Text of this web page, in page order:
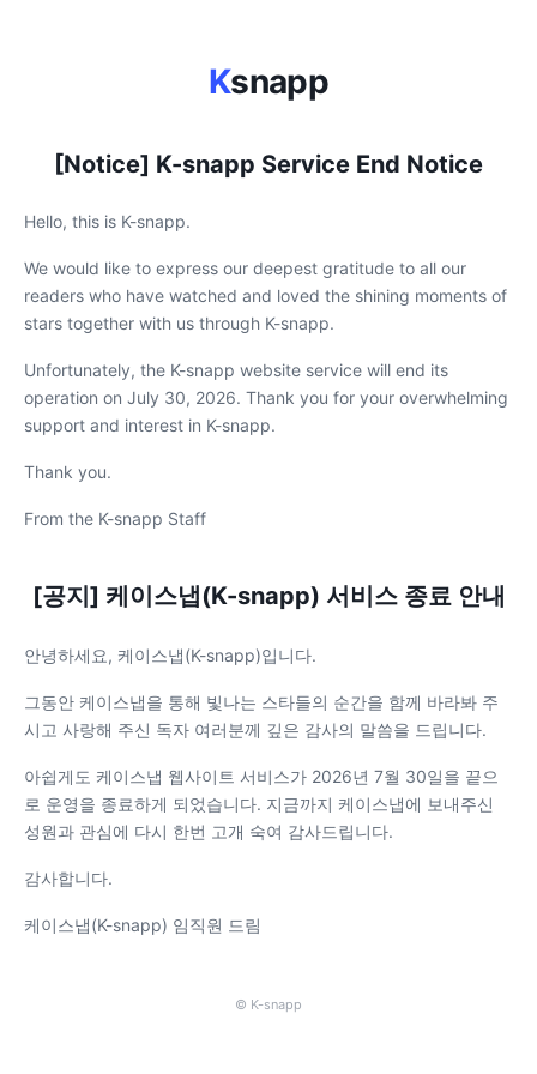
Ksnapp
[Notice] K-snapp Service End Notice
Hello, this is K-snapp.
We would like to express our deepest gratitude to all our
readers who have watched and loved the shining moments of
stars together with us through K-snapp.
Unfortunately, the K-snapp website service will end its
operation on July 30, 2026. Thank you for your overwhelming
support and interest in K-snapp.
Thank you.
From the K-snapp Staff
[공지] 케이스냅(K-snapp) 서비스 종료 안내
안녕하세요, 케이스냅(K-snapp)입니다.
그동안 케이스냅을 통해 빛나는 스타들의 순간을 함께 바라봐 주
시고 사랑해 주신 독자 여러분께 깊은 감사의 말씀을 드립니다.
아쉽게도 케이스냅 웹사이트 서비스가 2026년 7월 30일을 끝으
로 운영을 종료하게 되었습니다. 지금까지 케이스냅에 보내주신
성원과 관심에 다시 한번 고개 숙여 감사드립니다.
감사합니다.
케이스냅(K-snapp) 임직원 드림
© K-snapp